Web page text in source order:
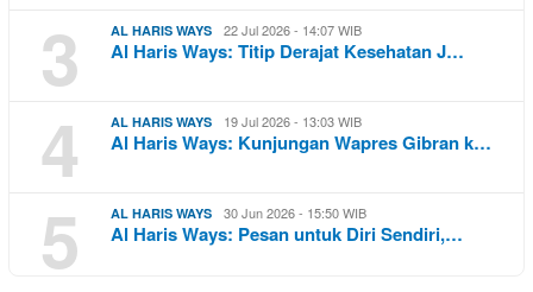
3 AL HARIS WAYS 22 Jul 2026 - 14:07 WIB
Al Haris Ways: Titip Derajat Kesehatan J…
4 AL HARIS WAYS 19 Jul 2026 - 13:03 WIB
Al Haris Ways: Kunjungan Wapres Gibran k…
5 AL HARIS WAYS 30 Jun 2026 - 15:50 WIB
Al Haris Ways: Pesan untuk Diri Sendiri,…